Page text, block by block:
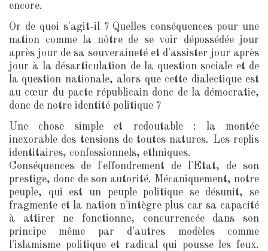
encore.
Or de quoi s'agit-il ? Quelles conséquences pour une
nation comme la nôtre de se voir dépossédée jour
après jour de sa souveraineté et d'assister jour après
jour à la désarticulation de la question sociale et de
la question nationale, alors que cette dialectique est
au cœur du pacte républicain donc de la démocratie,
donc de notre identité politique ?
Une chose simple et redoutable : la montée
inexorable des tensions de toutes natures. Les replis
identitaires, confessionnels, ethniques.
Conséquences de l'effondrement de l'Etat, de son
prestige, donc de son autorité. Mécaniquement, notre
peuple, qui est un peuple politique se désunit, se
fragmente et la nation n'intègre plus car sa capacité
à attirer ne fonctionne, concurrencée dans son
principe même par d'autres modèles comme
l'islamisme politique et radical qui pousse les feux.